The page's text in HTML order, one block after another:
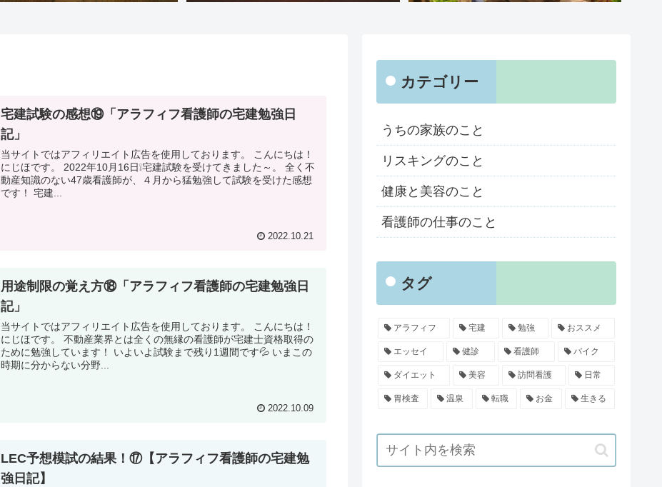
宅建試験の感想⑲「アラフィフ看護師の宅建勉強日
記」
当サイトではアフィリエイト広告を使用しております。 こんにちは！
にじほです。 2022年10月16日❕宅建試験を受けてきました～。 全く不
動産知識のない47歳看護師が、４月から猛勉強して試験を受けた感想
です！ 宅建...
2022.10.21
用途制限の覚え方⑱「アラフィフ看護師の宅建勉強日
記」
当サイトではアフィリエイト広告を使用しております。 こんにちは！
にじほです。 不動産業界とは全くの無縁の看護師が宅建士資格取得の
ために勉強しています！ いよいよ試験まで残り1週間です💦 いまこの
時期に分からない分野...
2022.10.09
LEC予想模試の結果！⑰【アラフィフ看護師の宅建勉
強日記】
カテゴリー
うちの家族のこと
リスキングのこと
健康と美容のこと
看護師の仕事のこと
タグ
アラフィフ 宅建 勉強 おススメ
エッセイ 健診 看護師 バイク
ダイエット 美容 訪問看護 日常
胃検査 温泉 転職 お金 生きる